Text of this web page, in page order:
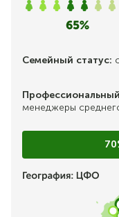
Семейный статус:
менеджеры